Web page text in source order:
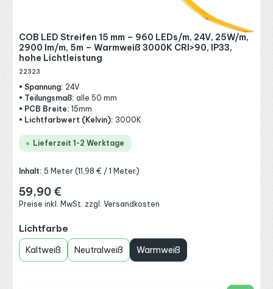
COB LED Streifen 15 mm – 960 LEDs/m, 24V, 25W/m,
2900 lm/m, 5m – Warmweiß 3000K CRI>90, IP33,
hohe Lichtleistung
22323
• Spannung: 24V
• Teilungsmaß: alle 50 mm
• PCB Breite: 15mm
• Lichtfarbwert (Kelvin): 3000K
Lieferzeit 1-2 Werktage
Inhalt:5 Meter(11,98 € / 1 Meter)
Regulärer Preis:
59,90 €
Preise inkl. MwSt. zzgl. Versandkosten
Lichtfarbe
Kaltweiß Neutralweiß Warmweiß